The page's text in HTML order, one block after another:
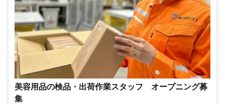
美容用品の検品・出荷作業スタッフ オープニング募
集